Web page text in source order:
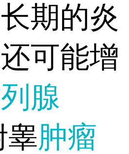
期的炎
可能增
腺
睾肿瘤